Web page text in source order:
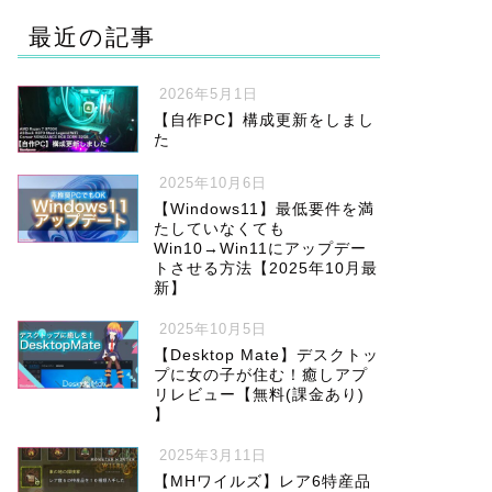
最近の記事
2026年5月1日
【自作PC】構成更新をしまし
た
2025年10月6日
【Windows11】最低要件を満
たしていなくても
Win10→Win11にアップデー
トさせる方法【2025年10月最
新】
2025年10月5日
【Desktop Mate】デスクトッ
プに女の子が住む！癒しアプ
リレビュー【無料(課金あり)
】
2025年3月11日
【MHワイルズ】レア6特産品